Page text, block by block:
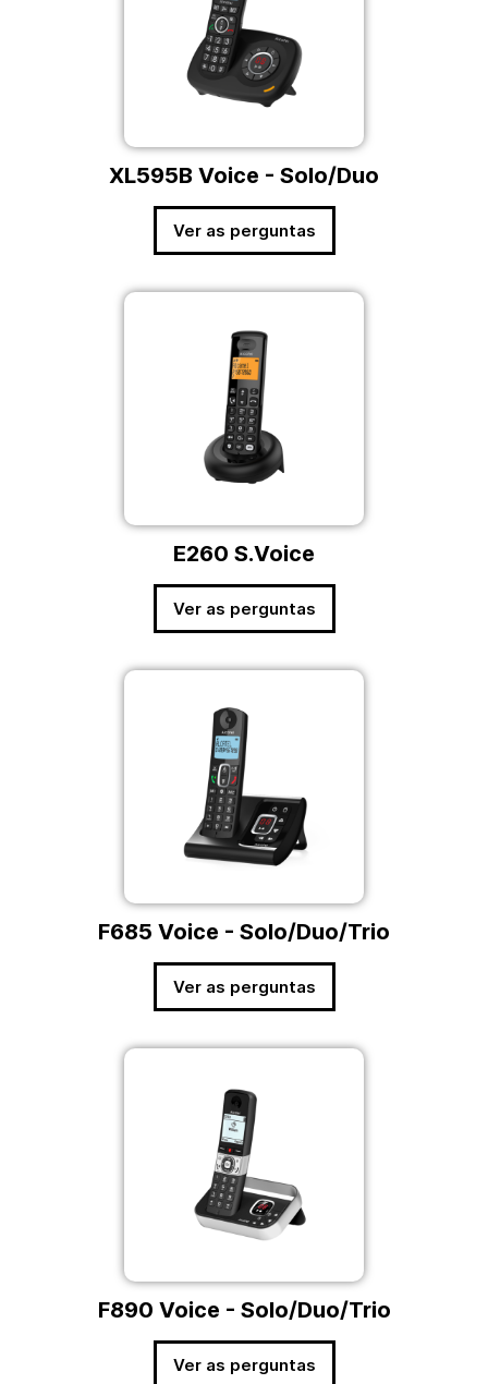
XL595B Voice - Solo/Duo
Ver as perguntas
E260 S.Voice
Ver as perguntas
F685 Voice - Solo/Duo/Trio
Ver as perguntas
F890 Voice - Solo/Duo/Trio
Ver as perguntas